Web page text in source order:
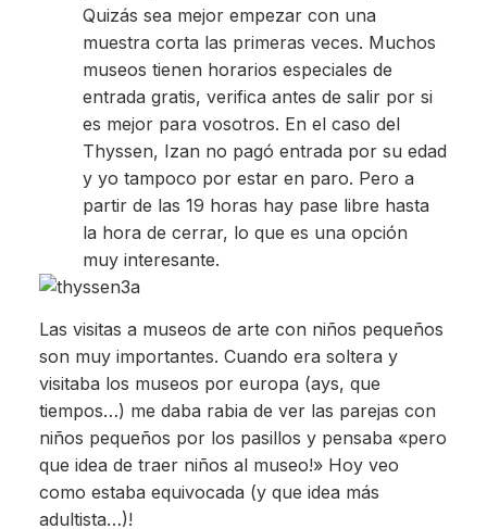
Quizás sea mejor empezar con una
muestra corta las primeras veces. Muchos
museos tienen horarios especiales de
entrada gratis, verifica antes de salir por si
es mejor para vosotros. En el caso del
Thyssen, Izan no pagó entrada por su edad
y yo tampoco por estar en paro. Pero a
partir de las 19 horas hay pase libre hasta
la hora de cerrar, lo que es una opción
muy interesante.
Las visitas a museos de arte con niños pequeños
son muy importantes. Cuando era soltera y
visitaba los museos por europa (ays, que
tiempos…) me daba rabia de ver las parejas con
niños pequeños por los pasillos y pensaba «pero
que idea de traer niños al museo!» Hoy veo
como estaba equivocada (y que idea más
adultista…)!